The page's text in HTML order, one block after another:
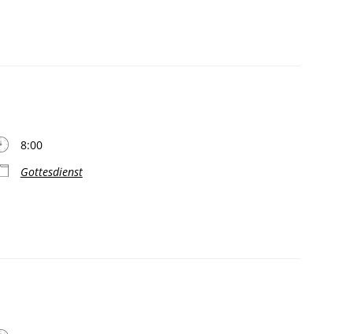
8:00
Gottesdienst